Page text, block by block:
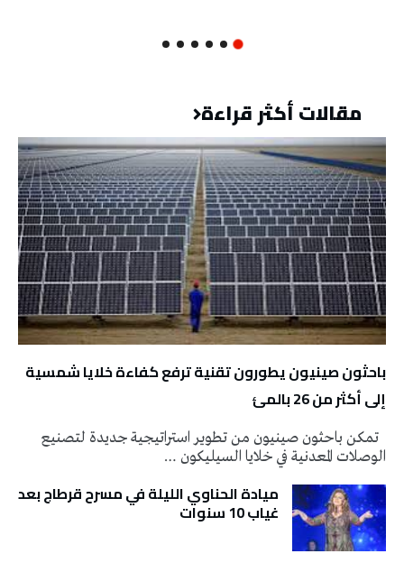
مقالات أكثر قراءة
باحثون صينيون يطورون تقنية ترفع كفاءة خلايا شمسية
إلى أكثر من 26 بالمئ
تمكن باحثون صينيون من تطوير استراتيجية جديدة لتصنيع
الوصلات المعدنية في خلايا السيليكون …
ميادة الحناوي الليلة في مسرح قرطاج بعد
غياب 10 سنوات